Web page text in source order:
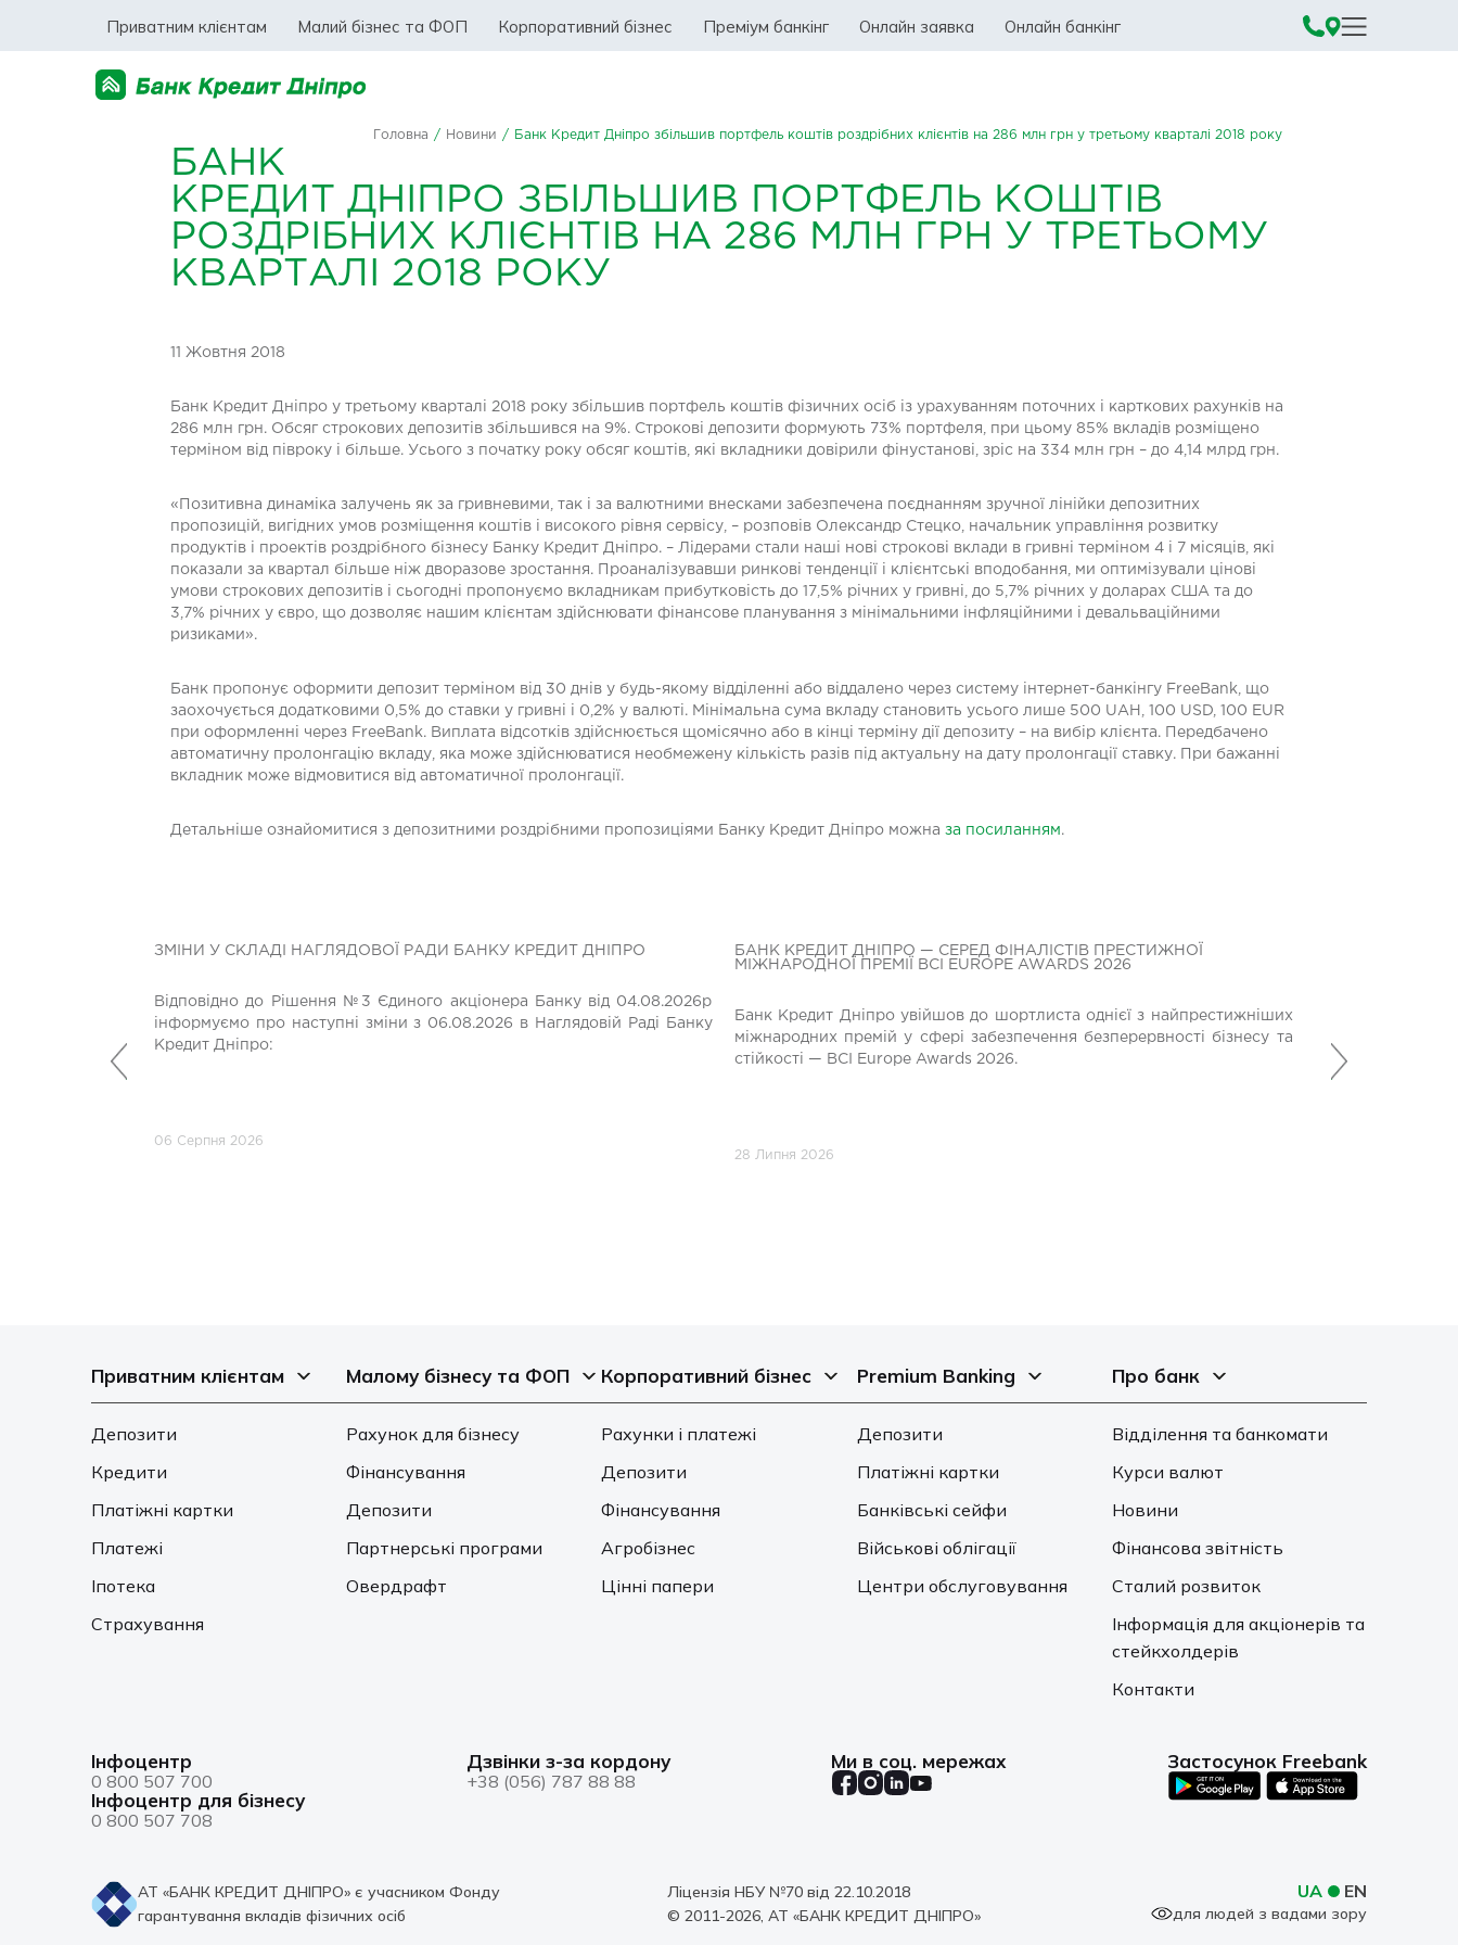
Приватним клієнтам Малий бізнес та ФОП Корпоративний бізнес Преміум банкінг Онлайн заявка Онлайн банкінг
Головна / Новини / Банк Кредит Дніпро збільшив портфель коштів роздрібних клієнтів на 286 млн грн у третьому кварталі 2018 року
БАНК
КРЕДИТ ДНІПРО ЗБІЛЬШИВ ПОРТФЕЛЬ КОШТІВ
РОЗДРІБНИХ КЛІЄНТІВ НА 286 МЛН ГРН У ТРЕТЬОМУ
КВАРТАЛІ 2018 РОКУ
11 Жовтня 2018
Банк Кредит Дніпро у третьому кварталі 2018 року збільшив портфель коштів фізичних осіб із урахуванням поточних і карткових рахунків на
286 млн грн. Обсяг строкових депозитів збільшився на 9%. Строкові депозити формують 73% портфеля, при цьому 85% вкладів розміщено
терміном від півроку і більше. Усього з початку року обсяг коштів, які вкладники довірили фінустанові, зріс на 334 млн грн – до 4,14 млрд грн.
«Позитивна динаміка залучень як за гривневими, так і за валютними внесками забезпечена поєднанням зручної лінійки депозитних
пропозицій, вигідних умов розміщення коштів і високого рівня сервісу, – розповів Олександр Стецко, начальник управління розвитку
продуктів і проектів роздрібного бізнесу Банку Кредит Дніпро. – Лідерами стали наші нові строкові вклади в гривні терміном 4 і 7 місяців, які
показали за квартал більше ніж дворазове зростання. Проаналізувавши ринкові тенденції і клієнтські вподобання, ми оптимізували цінові
умови строкових депозитів і сьогодні пропонуємо вкладникам прибутковість до 17,5% річних у гривні, до 5,7% річних у доларах США та до
3,7% річних у євро, що дозволяє нашим клієнтам здійснювати фінансове планування з мінімальними інфляційними і девальваційними
ризиками».
Банк пропонує оформити депозит терміном від 30 днів у будь-якому відділенні або віддалено через систему інтернет-банкінгу FreeBank, що
заохочується додатковими 0,5% до ставки у гривні і 0,2% у валюті. Мінімальна сума вкладу становить усього лише 500 UAH, 100 USD, 100 EUR
при оформленні через FreeBank. Виплата відсотків здійснюється щомісячно або в кінці терміну дії депозиту – на вибір клієнта. Передбачено
автоматичну пролонгацію вкладу, яка може здійснюватися необмежену кількість разів під актуальну на дату пролонгації ставку. При бажанні
вкладник може відмовитися від автоматичної пролонгації.
Детальніше ознайомитися з депозитними роздрібними пропозиціями Банку Кредит Дніпро можна за посиланням.
ЗМІНИ У СКЛАДІ НАГЛЯДОВОЇ РАДИ БАНКУ КРЕДИТ ДНІПРО
Відповідно до Рішення №3 Єдиного акціонера Банку від 04.08.2026р
інформуємо про наступні зміни з 06.08.2026 в Наглядовій Раді Банку
Кредит Дніпро:
06 Серпня 2026
БАНК КРЕДИТ ДНІПРО — СЕРЕД ФІНАЛІСТІВ ПРЕСТИЖНОЇ
МІЖНАРОДНОЇ ПРЕМІЇ BCI EUROPE AWARDS 2026
Банк Кредит Дніпро увійшов до шортлиста однієї з найпрестижніших
міжнародних премій у сфері забезпечення безперервності бізнесу та
стійкості — BCI Europe Awards 2026.
28 Липня 2026
допомагають
місію у
Попередній Наступний
Приватним клієнтам
Депозити
Кредити
Платіжні картки
Платежі
Іпотека
Страхування
Малому бізнесу та ФОП
Рахунок для бізнесу
Фінансування
Депозити
Партнерські програми
Овердрафт
Корпоративний бізнес
Рахунки і платежі
Депозити
Фінансування
Агробізнес
Цінні папери
Premium Banking
Депозити
Платіжні картки
Банківські сейфи
Військові облігації
Центри обслуговування
Про банк
Відділення та банкомати
Курси валют
Новини
Фінансова звітність
Сталий розвиток
Інформація для акціонерів та
стейкхолдерів
Контакти
Інфоцентр
0 800 507 700
Інфоцентр для бізнесу
0 800 507 708
Дзвінки з-за кордону
+38 (056) 787 88 88
Ми в соц. мережах Застосунок Freebank
АТ «БАНК КРЕДИТ ДНІПРО» є учасником Фонду
гарантування вкладів фізичних осіб
Ліцензія НБУ №70 від 22.10.2018
© 2011-2026, АТ «БАНК КРЕДИТ ДНІПРО»
для людей з вадами зору
UA EN